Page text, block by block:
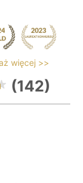
więcej >>
(142)